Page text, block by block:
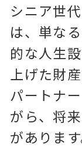
シニア世
は、単な
的な人生
上げた財
パートナ
がら、将
があります